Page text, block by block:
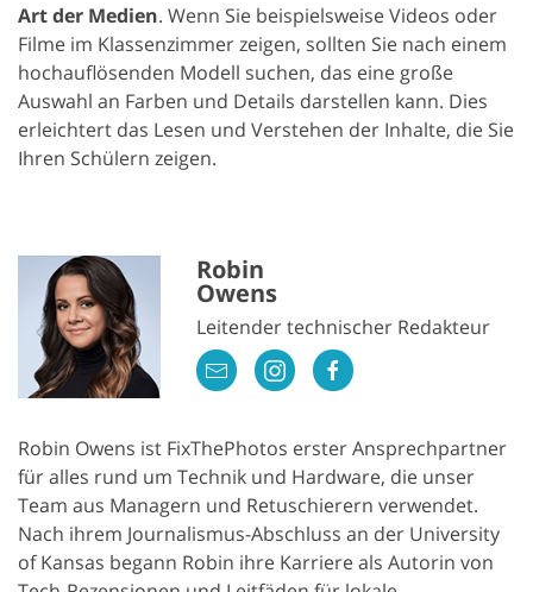
Art der Medien. Wenn Sie beispielsweise Videos oder
Filme im Klassenzimmer zeigen, sollten Sie nach einem
hochauflösenden Modell suchen, das eine große
Auswahl an Farben und Details darstellen kann. Dies
erleichtert das Lesen und Verstehen der Inhalte, die Sie
Ihren Schülern zeigen.
Robin
Owens
Leitender technischer Redakteur
Robin Owens ist FixThePhotos erster Ansprechpartner
für alles rund um Technik und Hardware, die unser
Team aus Managern und Retuschierern verwendet.
Nach ihrem Journalismus-Abschluss an der University
of Kansas begann Robin ihre Karriere als Autorin von